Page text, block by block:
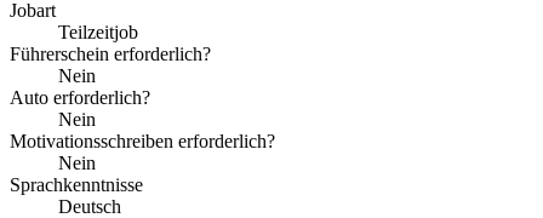
Jobart
Teilzeitjob
Führerschein erforderlich?
Nein
Auto erforderlich?
Nein
Motivationsschreiben erforderlich?
Nein
Sprachkenntnisse
Deutsch